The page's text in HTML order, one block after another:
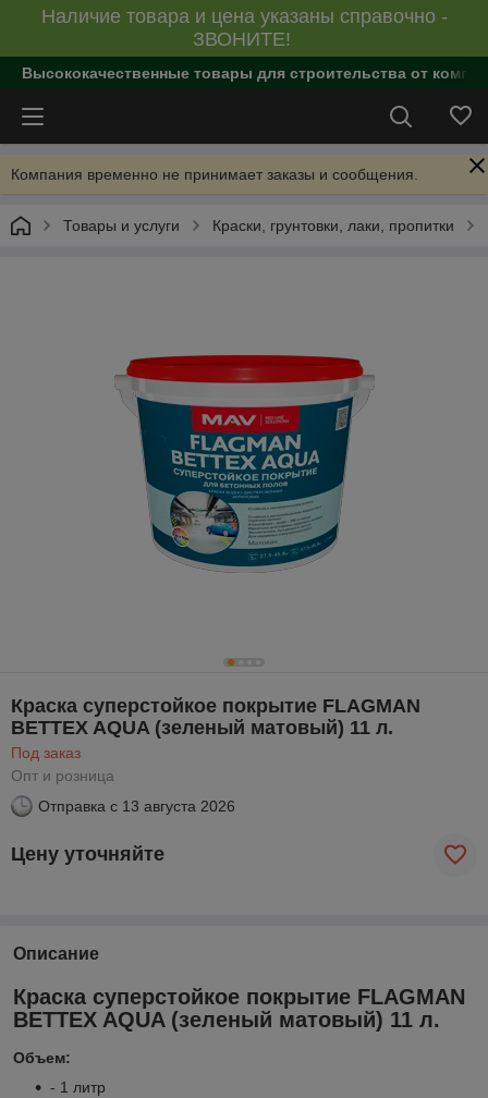
Наличие товара и цена указаны справочно -
ЗВОНИТЕ!
Высококачественные товары для строительства от
Компания временно не принимает заказы и сообщения.
Товары и услуги Краски, грунтовки, лаки, пропитки
Краска суперстойкое покрытие FLAGMAN
BETTEX AQUA (зеленый матовый) 11 л.
Под заказ
Опт и розница
Отправка с 13 августа 2026
Цену уточняйте
Описание
Краска суперстойкое покрытие FLAGMAN
BETTEX AQUA (зеленый матовый) 11 л.
Объем:
- 1 литр